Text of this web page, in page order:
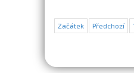
Začátek Předchozí